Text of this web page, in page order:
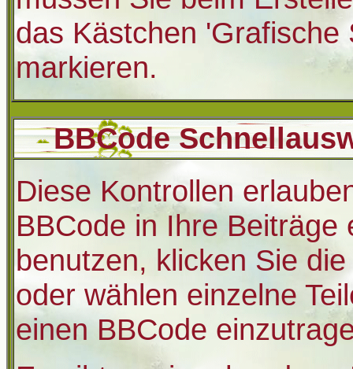
das Kästchen 'Grafische
markieren.
BBCode
Diese Kontrollen
BBCode in Ihre
benutzen, klicken Sie
oder wählen einzelne
einen BBCode